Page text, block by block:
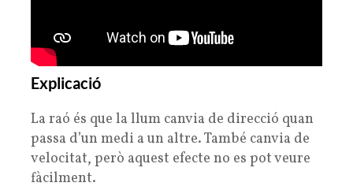
Explicació
La raó és que la llum canvia de direcció quan
passa d’un medi a un altre. També canvia de
velocitat, però aquest efecte no es pot veure
fàcilment.